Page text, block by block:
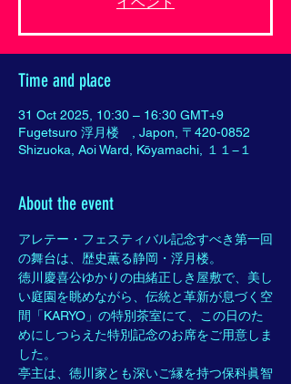
Time and place
31 Oct 2025, 10:30 – 16:30 GMT+9
Fugetsuro 浮月楼 , Japon, 〒420-0852
Shizuoka, Aoi Ward, Kōyamachi, １１−１
About the event
アレテー・フェスティバル記念すべき第一回
の舞台は、歴史薫る静岡・浮月楼。
徳川慶喜公ゆかりの由緒正しき屋敷で、美し
い庭園を眺めながら、伝統と革新が息づく空
間「KARYO」の特別茶室にて、この日のた
めにしつらえた特別記念のお席をご用意しま
した。
亭主は、徳川家とも深いご縁を持つ保科眞智